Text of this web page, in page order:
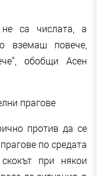
са числата, а
вземаш повече,
обобщи Асен
прагове
против да се
по средата
при някои